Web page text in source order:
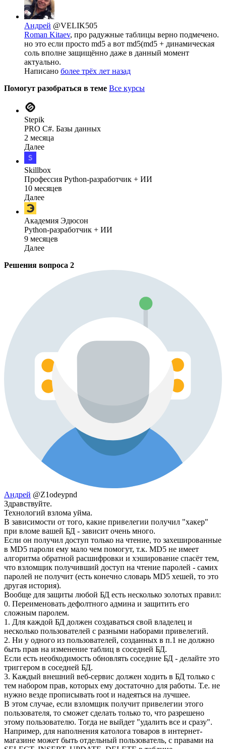
Андрей @VELIK505
Roman Kitaev, про радужные таблицы верно подмечено.
но это если просто md5 а вот md5(md5 + динамическая
соль вполне защищённо даже в данный момент
актуально.
Написано более трёх лет назад
Помогут разобраться в теме Все курсы
Stepik
PRO C#. Базы данных
2 месяца
Далее
Skillbox
Профессия Python-разработчик + ИИ
10 месяцев
Далее
Академия Эдюсон
Python-разработчик + ИИ
9 месяцев
Далее
Решения вопроса 2
Андрей @Z1odeypnd
Здравствуйте.
Технологий взлома уйма.
В зависимости от того, какие привелегии получил "хакер"
при вломе вашей БД - зависит очень много.
Если он получил доступ только на чтение, то захешированные
в MD5 пароли ему мало чем помогут, т.к. MD5 не имеет
алгоритма обратной расшифровки и хэширование спасёт тем,
что взломщик получивший доступ на чтение паролей - самих
паролей не получит (есть конечно словарь MD5 хешей, то это
другая история).
Вообще для защиты любой БД есть несколько золотых правил:
0. Переименовать дефолтного админа и защитить его
сложным паролем.
1. Для каждой БД должен создаваться свой владелец и
несколько пользователей с разными наборами привелегий.
2. Ни у одного из пользователей, созданных в п.1 не должно
быть прав на изменение таблиц в соседней БД.
Если есть необходимость обновлять соседние БД - делайте это
триггером в соседней БД.
3. Каждый внешний веб-сервис должен ходить в БД только с
тем набором прав, которых ему достаточно для работы. Т.е. не
нужно везде прописывать root и надеяться на лучшее.
В этом случае, если взломщик получит привелегии этого
пользователя, то сможет сделать только то, что разрешено
этому пользователю. Тогда не выйдет "удалить все и сразу".
Например, для наполнения католога товаров в интернет-
магазине может быть отдельный пользователь, с правами на